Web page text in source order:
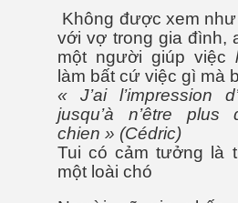
Không được xem
với vợ trong gia đình,
một người giúp việc
làm bất cứ việc gì mà
« J’ai l’impression
jusqu’à n’être plus
chien » (Cédric)
Tui có cảm tưởng là
một loài chó